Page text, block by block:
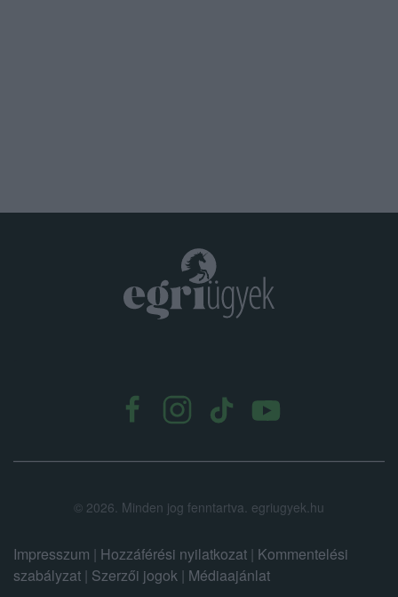
© 2026. Minden jog fenntartva. egriugyek.hu
Impresszum | Hozzáférési nyilatkozat | Kommentelési
szabályzat | Szerzői jogok | Médiaajánlat